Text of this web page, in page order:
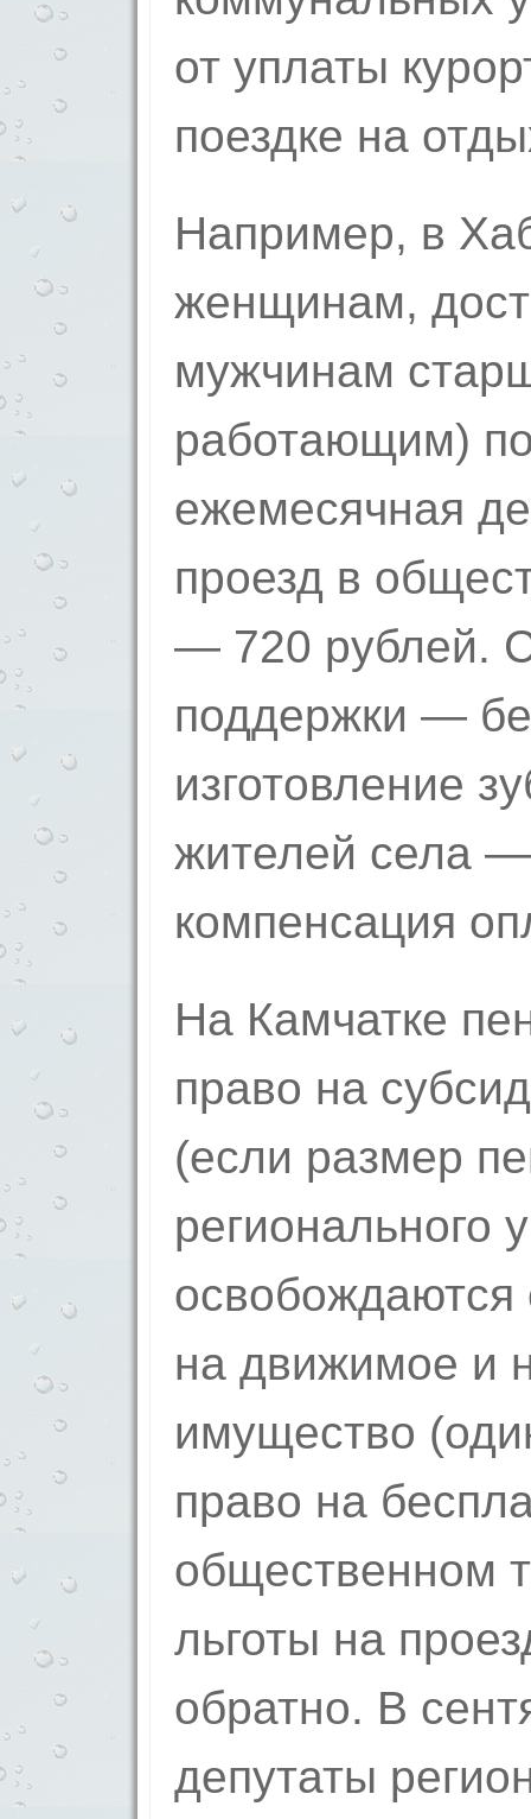
от уплаты
поездке на
Например, в
женщ­инам,
мужчинам
работающим)
ежемесячная
проезд в
— 720 рубл­ей.
поддержки —
изготовление
жителей села —
компенсация
На Камчатке
право на
(если размер
регионал­ьного
освобождаются
на движимое и
имущество
право на
общественном
льготы на
обрат­но. В
депутаты